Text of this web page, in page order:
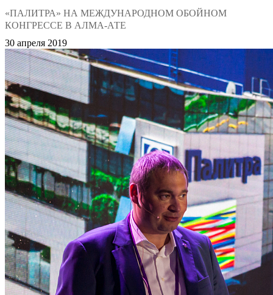
Фабрика «ПАЛИТРА» на Международном Обойном
«ПАЛИТРА» НА МЕЖДУНАРОДНОМ ОБОЙНОМ
КОНГРЕССЕ В АЛМА-АТЕ
30 апреля 2019